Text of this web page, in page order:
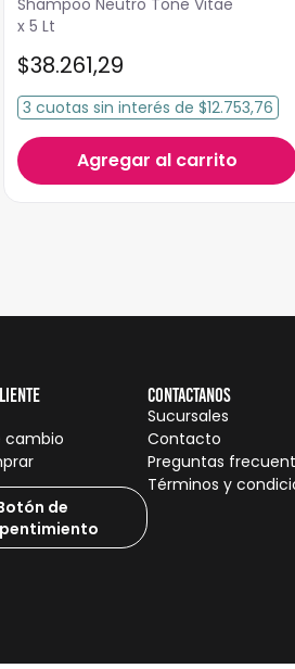
Shampoo Neutro Tone Vitae
x 5 Lt
$38.261,29
3 cuotas sin interés de $12.753,76
Agregar al carrito
cambio
de
Contactanos
Sucursales
Contacto
Preguntas
Términos y